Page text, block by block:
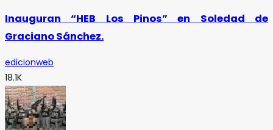
Inauguran “HEB Los Pinos” en Soledad de
Graciano Sánchez.
edicionweb
18.1K